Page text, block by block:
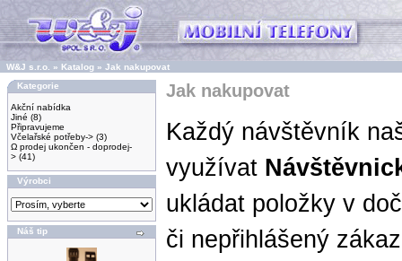
W&J s.r.o. » Katalog » Jak nakupovat
Kategorie
Akční nabídka
Jiné (8)
Připravujeme
Včelařské potřeby-> (3)
Ω prodej ukončen - doprodej-
> (41)
Výrobci
Náš tip
Jak nakupovat
Každý návštěvník
využívat
ukládat položky v
či nepřihlášený